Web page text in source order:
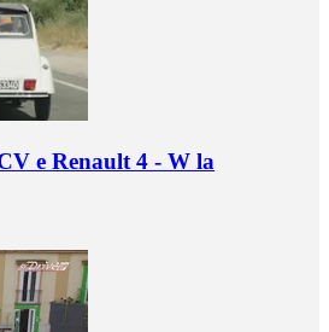
e Renault 4 - W la